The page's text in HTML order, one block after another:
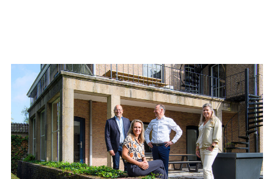
Aanbod van LUC
Neem de tijd om onze lijst met beschikbare object te bekijken en
aarzel niet om contact met ons op te nemen als u vragen heeft, meer
informatie wilt of een bezichtiging wil plannen.
Ons team van vastgoedprofessionals staat klaar om u te helpen bij
elke stap van het proces.